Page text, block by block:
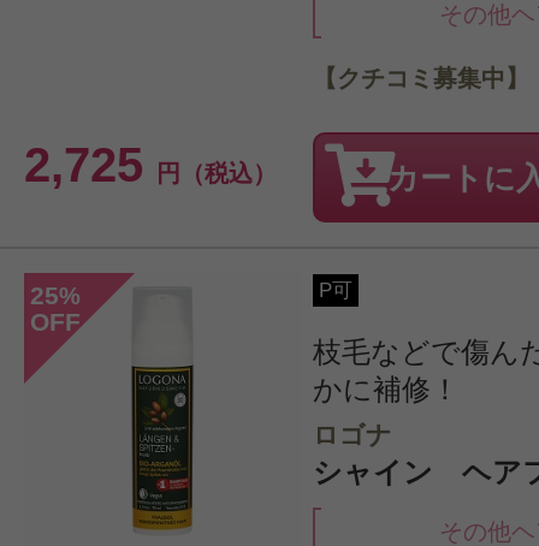
その他
2,725 円（税込）
【クチコミ募集中】
カートに
25%
OFF
P可
枝毛などで傷ん
かに補修！
ロゴナ
シャイン ヘア
その他